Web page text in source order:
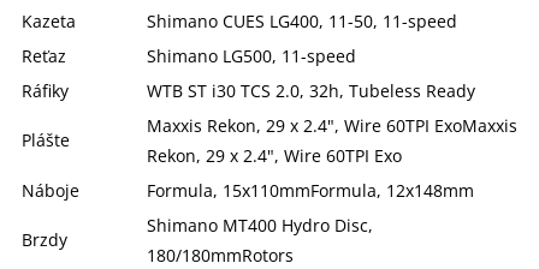
Kazeta
Shimano CUES LG400, 11-50, 11-speed
Reťaz
Shimano LG500, 11-speed
Ráfiky
WTB ST i30 TCS 2.0, 32h, Tubeless Ready
Plášte
Maxxis Rekon, 29 x 2.4", Wire 60TPI ExoMaxxis
Rekon, 29 x 2.4", Wire 60TPI Exo
Náboje
Formula, 15x110mmFormula, 12x148mm
Brzdy
Shimano MT400 Hydro Disc,
180/180mmRotors